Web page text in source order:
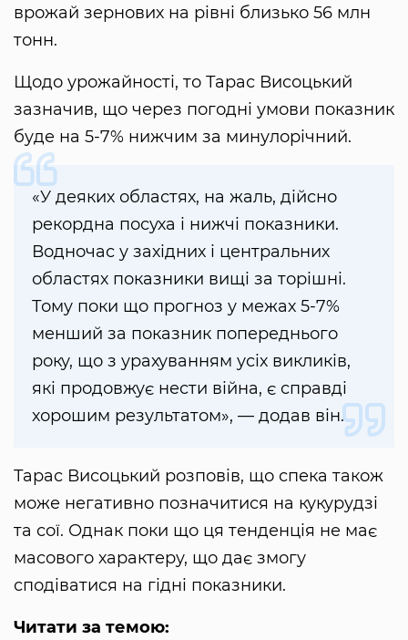
врожай зернових на рівні близько 56 млн
тонн.
Щодо урожайності, то Тарас Висоцький
зазначив, що через погодні умови показник
буде на 5-7% нижчим за минулорічний.
«У деяких областях, на жаль, дійсно
рекордна посуха і нижчі показники.
Водночас у західних і центральних
областях показники вищі за торішні.
Тому поки що прогноз у межах 5-7%
менший за показник попереднього
року, що з урахуванням усіх викликів,
які продовжує нести війна, є справді
хорошим результатом», — додав він.
Тарас Висоцький розповів, що спека також
може негативно позначитися на кукурудзі
та сої. Однак поки що ця тенденція не має
масового характеру, що дає змогу
сподіватися на гідні показники.
Читати за темою: